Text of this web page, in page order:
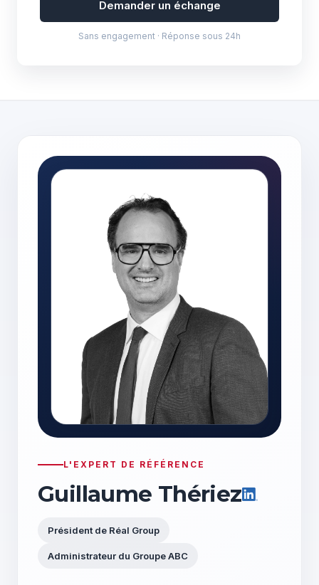
Demander un échange
Sans engagement · Réponse sous 24h
L'EXPERT DE RÉFÉRENCE
Guillaume Thériez
Président de Réal Group
Administrateur du Groupe ABC